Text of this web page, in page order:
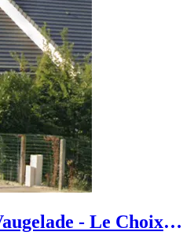
- Le Choix